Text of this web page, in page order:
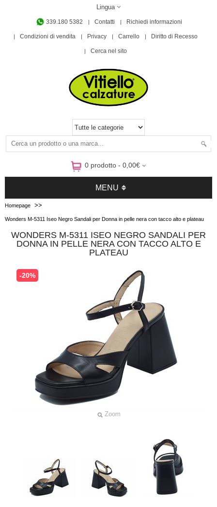
Lingua
339.180 5382 Contatti Richiedi informazioni
Condizioni di vendita Privacy Carrello Diritto di Recesso
Cerca nel sito
0 prodotto - 0,00€
MENU
Homepage >>
Wonders M-5311 Iseo Negro Sandali per Donna in pelle nera con tacco alto e plateau
WONDERS M-5311 ISEO NEGRO SANDALI PER
DONNA IN PELLE NERA CON TACCO ALTO E
PLATEAU
Zoom
-20%